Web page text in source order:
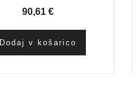
90,61 €
Dodaj v košarico